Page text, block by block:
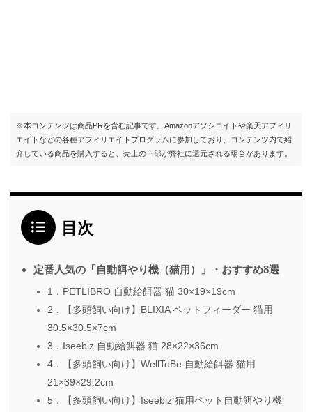
※本コンテンツは商品PRを含む記事です。Amazonアソシエイトや楽天アフィリ
エイトなどの各種アフィリエイトプログラムに参加しており、コンテンツ内で紹
介している商品を購入すると、売上の一部が弊社に還元される場合があります。
目次
定番人気の「自動餌やり機（猫用）」・おすすめ8選
1．PETLIBRO 自動給餌器 猫 30×19×19cm
2．【多頭飼い向け】BLIXIA ペットフィーダー 猫用
30.5×30.5×7cm
3．Iseebiz 自動給餌器 猫 28×22×36cm
4．【多頭飼い向け】WellToBe 自動給餌器 猫用
21×39×29.2cm
5．【多頭飼い向け】Iseebiz 猫用ペット自動餌やり機